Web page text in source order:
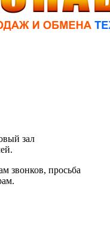
зал
звонков, просьба